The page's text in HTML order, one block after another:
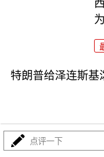
特朗普给泽连斯基
点评一下